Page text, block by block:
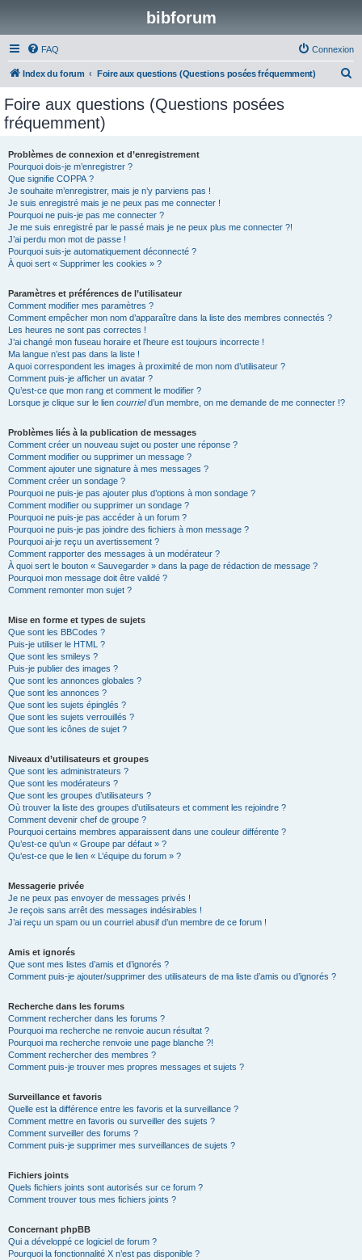
bibforum
FAQ Connexion
Index du forum Foire aux questions (Questions posées fréquemment)
Foire aux questions (Questions posées
fréquemment)
Problèmes de connexion et d’enregistrement
Pourquoi dois-je m’enregistrer ?
Que signifie COPPA ?
Je souhaite m’enregistrer, mais je n’y parviens pas !
Je suis enregistré mais je ne peux pas me connecter !
Pourquoi ne puis-je pas me connecter ?
Je me suis enregistré par le passé mais je ne peux plus me connecter ?!
J’ai perdu mon mot de passe !
Pourquoi suis-je automatiquement déconnecté ?
À quoi sert « Supprimer les cookies » ?
Paramètres et préférences de l’utilisateur
Comment modifier mes paramètres ?
Comment empêcher mon nom d’apparaître dans la liste des membres connectés ?
Les heures ne sont pas correctes !
J’ai changé mon fuseau horaire et l’heure est toujours incorrecte !
Ma langue n’est pas dans la liste !
A quoi correspondent les images à proximité de mon nom d’utilisateur ?
Comment puis-je afficher un avatar ?
Qu’est-ce que mon rang et comment le modifier ?
Lorsque je clique sur le lien courrield’un membre, on me demande de me connecter !?
Problèmes liés à la publication de messages
Comment créer un nouveau sujet ou poster une réponse ?
Comment modifier ou supprimer un message ?
Comment ajouter une signature à mes messages ?
Comment créer un sondage ?
Pourquoi ne puis-je pas ajouter plus d’options à mon sondage ?
Comment modifier ou supprimer un sondage ?
Pourquoi ne puis-je pas accéder à un forum ?
Pourquoi ne puis-je pas joindre des fichiers à mon message ?
Pourquoi ai-je reçu un avertissement ?
Comment rapporter des messages à un modérateur ?
À quoi sert le bouton « Sauvegarder » dans la page de rédaction de message ?
Pourquoi mon message doit être validé ?
Comment remonter mon sujet ?
Mise en forme et types de sujets
Que sont les BBCodes ?
Puis-je utiliser le HTML ?
Que sont les smileys ?
Puis-je publier des images ?
Que sont les annonces globales ?
Que sont les annonces ?
Que sont les sujets épinglés ?
Que sont les sujets verrouillés ?
Que sont les icônes de sujet ?
Niveaux d’utilisateurs et groupes
Que sont les administrateurs ?
Que sont les modérateurs ?
Que sont les groupes d’utilisateurs ?
Où trouver la liste des groupes d’utilisateurs et comment les rejoindre ?
Comment devenir chef de groupe ?
Pourquoi certains membres apparaissent dans une couleur différente ?
Qu’est-ce qu’un « Groupe par défaut » ?
Qu’est-ce que le lien « L’équipe du forum » ?
Messagerie privée
Je ne peux pas envoyer de messages privés !
Je reçois sans arrêt des messages indésirables !
J’ai reçu un spam ou un courriel abusif d’un membre de ce forum !
Amis et ignorés
Que sont mes listes d’amis et d’ignorés ?
Comment puis-je ajouter/supprimer des utilisateurs de ma liste d’amis ou d’ignorés ?
Recherche dans les forums
Comment rechercher dans les forums ?
Pourquoi ma recherche ne renvoie aucun résultat ?
Pourquoi ma recherche renvoie une page blanche ?!
Comment rechercher des membres ?
Comment puis-je trouver mes propres messages et sujets ?
Surveillance et favoris
Quelle est la différence entre les favoris et la surveillance ?
Comment mettre en favoris ou surveiller des sujets ?
Comment surveiller des forums ?
Comment puis-je supprimer mes surveillances de sujets ?
Fichiers joints
Quels fichiers joints sont autorisés sur ce forum ?
Comment trouver tous mes fichiers joints ?
Concernant phpBB
Qui a développé ce logiciel de forum ?
Pourquoi la fonctionnalité X n’est pas disponible ?